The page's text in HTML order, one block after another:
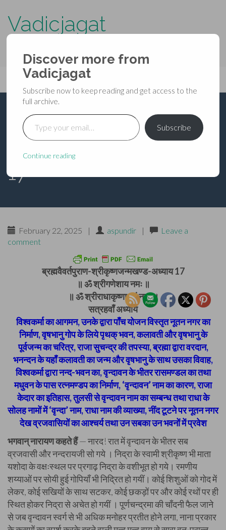
Vadicjagat
Primary
Menu
content
Vadicjagat
ब्रह्मवैवर्तपुराण-
श्रीकृष्णजन्मखण्ड-अध्याय
17
February 22, 2025 | aspundir |
Leave a
comment
ब्रह्मवैवर्तपुराण-श्रीकृष्णजन्मखण्ड-अध्याय 17
॥ ॐ श्रीगणेशाय नमः ॥
॥ ॐ श्रीराधाकृष्णाभ्यां नमः ॥
सत्रहवाँ अध्याय
विश्वकर्मा का आगमन, उनके द्वारा पाँच योजन विस्तृत नूतन नगर का
निर्माण, वृषभानु गोप के लिये पृथक् भवन, कलावती और वृषभानु के
पूर्वजन्म का चरित्र, राजा सुचन्द्र की तपस्या, ब्रह्मा द्वारा वरदान,
भनन्दन के यहाँ कलावती का जन्म और वृषभानु के साथ उसका विवाह,
विश्वकर्मा द्वारा नन्द-भवन का, वृन्दावन के भीतर रासमण्डल का तथा
मधुवन के पास रत्नमण्डप का निर्माण, ‘वृन्दावन’ नाम का कारण, राजा
केदार का इतिहास, तुलसी से वृन्दावन नाम का सम्बन्ध तथा राधा के
सोलह नामों में ‘वृन्दा’ नाम, राधा नाम की व्याख्या, नींद टूटने पर नूतन नगर
देख व्रजवासियों का आश्चर्य तथा उन सबका उन भवनों में प्रवेश
भगवान् नारायण कहते हैं—नारद! रात में वृन्दावन के भीतर सब
व्रजवासी और नन्दरायजी सो गये । निद्रा के स्वामी श्रीकृष्ण भी माता
यशोदा के वक्षःस्थल पर प्रगाढ़ निद्रा के वशीभूत हो गये। रमणीय
शय्याओं पर सोयी हुई गोपियाँ भी निद्रित हो गयीं। कोई शिशुओं को गोद में
लेकर, कोई सखियों के साथ सटकर, कोई छकड़ों पर और कोई रथों पर ही
स्थित होकर निद्रा से अचेत हो गयीं । पूर्णचन्द्रमा की चाँदनी फैल जाने
से जब वृन्दावन स्वर्ग से भी अधिक मनोहर प्रतीत होने लगा, नाना प्रकार
Discover more from
Vadicjagat
Subscribe now to keep reading and get access to the
full archive.
Type your email…
Subscribe
Continue reading